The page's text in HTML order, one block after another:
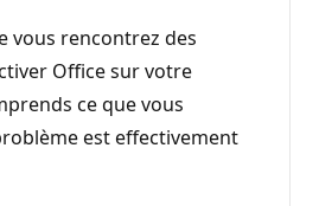
vous rencontrez des
Office sur votre
ce que vous
est effectivement